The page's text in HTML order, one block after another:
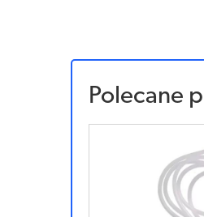
Polecane